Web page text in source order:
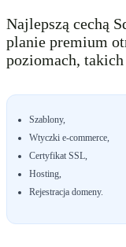
Najlepszą cechą
planie premium
poziomach,
Szablony,
Wtyczki e-commerce,
Certyfikat SSL,
Hosting,
Rejestracja domeny.